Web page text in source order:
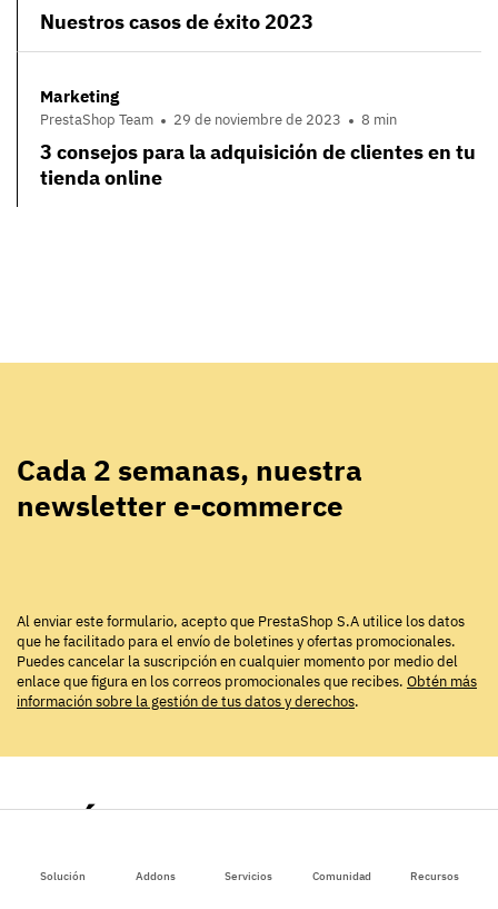
Solución Addons Servicios Comunidad Recursos
Nuestros casos de éxito 2023
Marketing
PrestaShop Team 29 de noviembre de 2023 8 min
3 consejos para la adquisición de clientes en tu
tienda online
Cada 2 semanas, nuestra
newsletter e-commerce
Al enviar este formulario, acepto que PrestaShop S.A utilice los datos
que he facilitado para el envío de boletines y ofertas promocionales.
Puedes cancelar la suscripción en cualquier momento por medio del
enlace que figura en los correos promocionales que recibes. Obtén más
información sobre la gestión de tus datos y derechos.
ARTÍCULOS QUE PUEDEN